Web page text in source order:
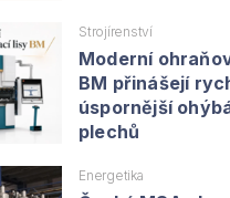
Strojírenství
Moderní
BM přinášejí
úspornější
plechů
Energetika